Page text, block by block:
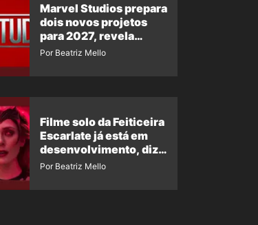
Marvel Studios prepara
dois novos projetos
para 2027, revela
insider
Por Beatriz Mello
Filme solo da Feiticeira
Escarlate já está em
desenvolvimento, diz
insider
Por Beatriz Mello